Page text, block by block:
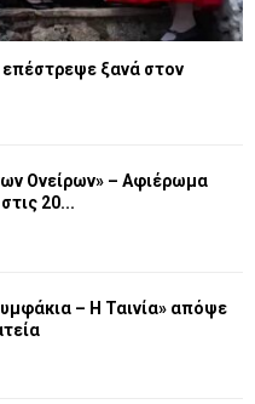
ξανά στον
Ονείρων» – Αφιέρωμα
20...
– Η Ταινία» απόψε